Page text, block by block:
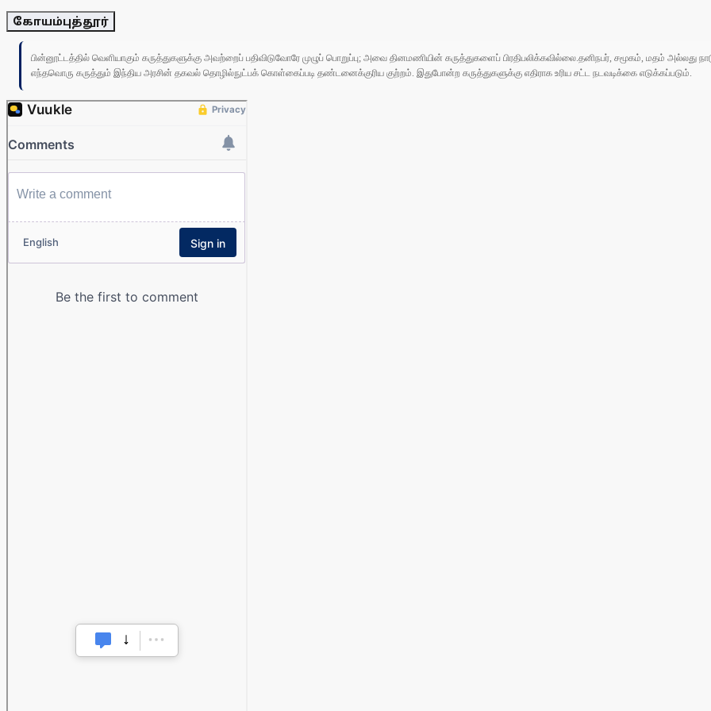
கோயம்புத்தூர்
பின்னூட்டத்தில் வெளியாகும் கருத்துகளுக்கு அவற்றைப் பதிவிடுவோரே முழுப் பொறுப்பு; அவை தினமணியின் கருத்துகளைப் பிரதிபலிக்கவில்லை.தனிநபர், சமூகம், மதம் அல்லது
எந்தவொரு கருத்தும் இந்திய அரசின் தகவல் தொழில்நுட்பக் கொள்கைப்படி தண்டனைக்குரிய குற்றம். இதுபோன்ற கருத்துகளுக்கு எதிராக உரிய சட்ட நடவடிக்கை எடுக்கப்படும்.